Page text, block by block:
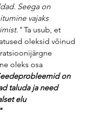
Seega on
vajaks
Ta usub, et
oleksid võinud
oleks osa
on
taluda ja need
elu